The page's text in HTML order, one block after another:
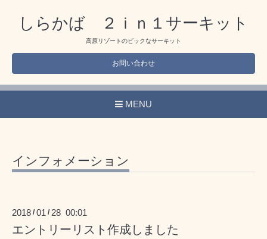
しらかば ２ｉｎ１サーキット
高原リゾートのビックなサーキット
お問い合わせ
MENU
インフォメーション
2018 /01 / 28 00:01
エントリーリスト作成しました